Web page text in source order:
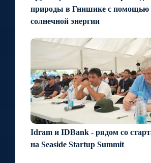
природы в Гнишике с помощью
солнечной энергии
Idram и IDBank - рядом со
на Seaside Startup Summit
5
Мы не хотим, чтобы
пришедший к власти,
христиан за их